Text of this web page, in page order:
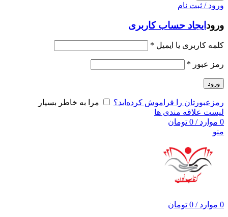
ورود / ثبت نام
ورود ایجاد حساب کاربری
کلمه کاربری یا ایمیل *
رمز عبور *
ورود
رمزعبورتان را فراموش کرده‌اید؟
مرا به خاطر بسپار
لیست علاقه مندی ها
0 موارد /
0 تومان
منو
0 موارد /
0 تومان